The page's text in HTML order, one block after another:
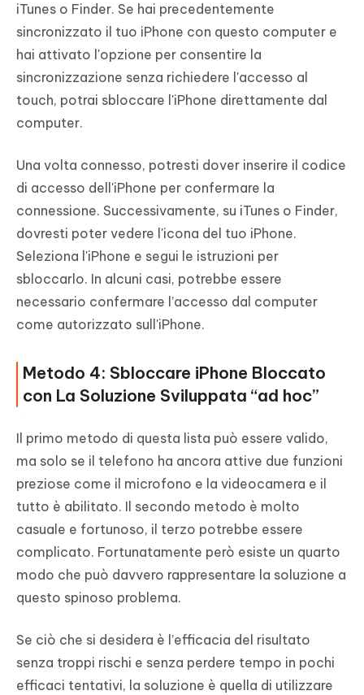
iTunes o Finder. Se hai precedentemente
sincronizzato il tuo iPhone con questo computer e
hai attivato l'opzione per consentire la
sincronizzazione senza richiedere l'accesso al
touch, potrai sbloccare l'iPhone direttamente dal
computer.
Una volta connesso, potresti dover inserire il codice
di accesso dell'iPhone per confermare la
connessione. Successivamente, su iTunes o Finder,
dovresti poter vedere l'icona del tuo iPhone.
Seleziona l'iPhone e segui le istruzioni per
sbloccarlo. In alcuni casi, potrebbe essere
necessario confermare l’accesso dal computer
come autorizzato sull'iPhone.
Metodo 4: Sbloccare iPhone Bloccato
con La Soluzione Sviluppata “ad hoc”
Il primo metodo di questa lista può essere valido,
ma solo se il telefono ha ancora attive due funzioni
preziose come il microfono e la videocamera e il
tutto è abilitato. Il secondo metodo è molto
casuale e fortunoso, il terzo potrebbe essere
complicato. Fortunatamente però esiste un quarto
modo che può davvero rappresentare la soluzione a
questo spinoso problema.
Se ciò che si desidera è l’efficacia del risultato
senza troppi rischi e senza perdere tempo in pochi
efficaci tentativi, la soluzione è quella di utilizzare